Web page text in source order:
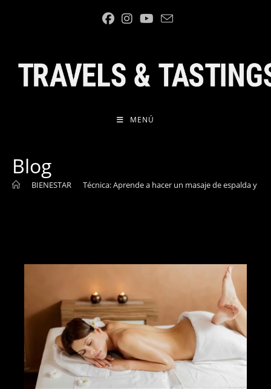
MENÚ
Blog
BIENESTAR Técnica: Aprende a hacer un masaje de espalda y